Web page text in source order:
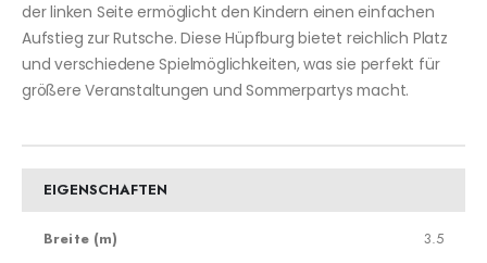
der linken Seite ermöglicht den Kindern einen einfachen
Aufstieg zur Rutsche. Diese Hüpfburg bietet reichlich Platz
und verschiedene Spielmöglichkeiten, was sie perfekt für
größere Veranstaltungen und Sommerpartys macht.
EIGENSCHAFTEN
Breite (m) 3.5